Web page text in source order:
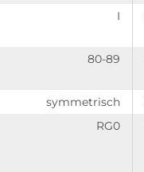
I
80-89
symmetrisch
RG0